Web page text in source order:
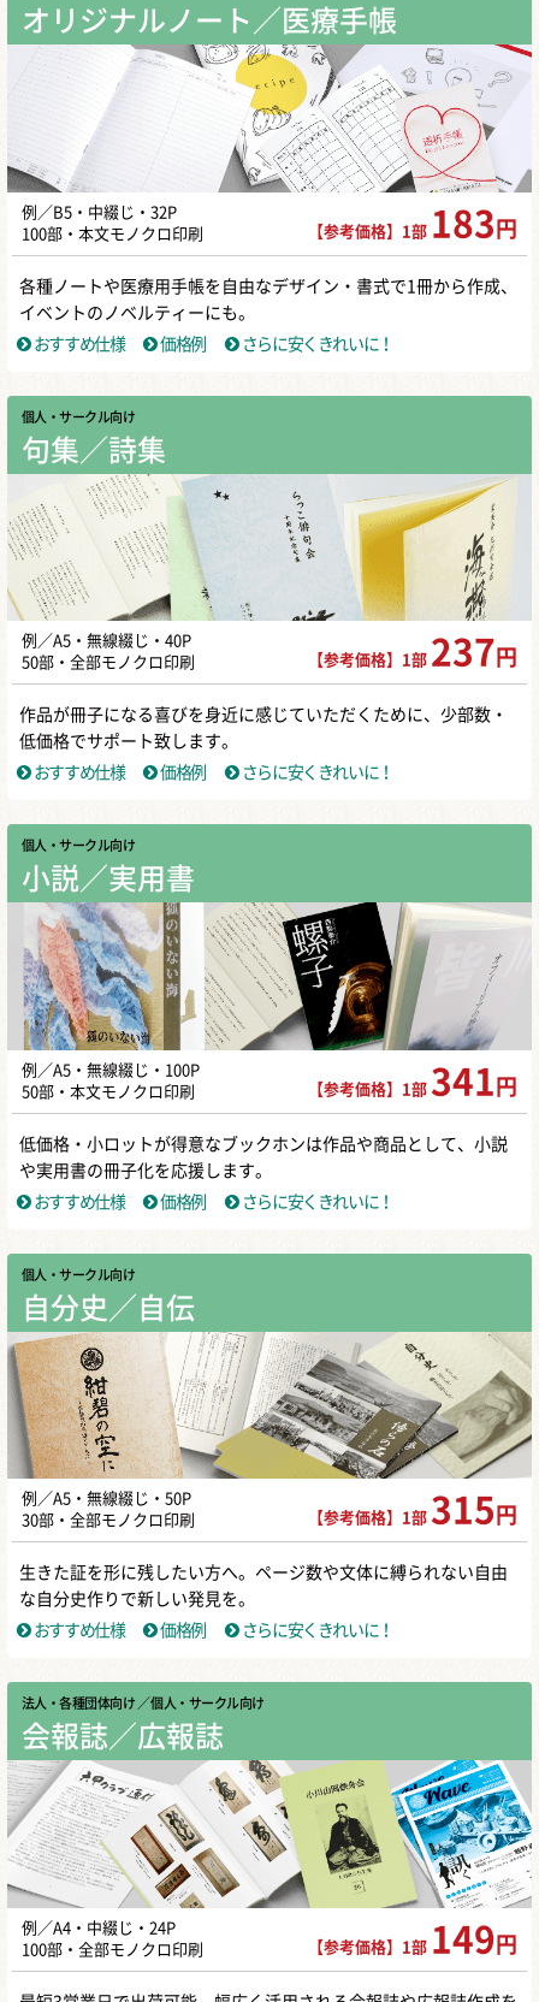
オリジナルノート／医療手帳
例／B5・中綴じ・32P
100部・本文モノクロ印刷
【参考価格】1部 183 円
各種ノートや医療用手帳を自由なデザイン・書式で1冊から作成、
イベントのノベルティーにも。
おすすめ仕様
価格例 さらに安くきれいに！
個人・サークル向け
句集／詩集
例／A5・無線綴じ・40P
50部・全部モノクロ印刷
【参考価格】1部 237 円
作品が冊子になる喜びを身近に感じていただくために、少部数・
低価格でサポート致します。
おすすめ仕様
価格例 さらに安くきれいに！
個人・サークル向け
小説／実用書
例／A5・無線綴じ・100P
50部・本文モノクロ印刷
【参考価格】1部 341 円
低価格・小ロットが得意なブックホンは作品や商品として、小説
や実用書の冊子化を応援します。
おすすめ仕様
価格例 さらに安くきれいに！
個人・サークル向け
自分史／自伝
例／A5・無線綴じ・50P
30部・全部モノクロ印刷
【参考価格】1部 315 円
生きた証を形に残したい方へ。ページ数や文体に縛られない自由
な自分史作りで新しい発見を。
おすすめ仕様
価格例 さらに安くきれいに！
法人・各種団体向け ／ 個人・サークル向け
会報誌／広報誌
例／A4・中綴じ・24P
100部・全部モノクロ印刷
【参考価格】1部 149 円